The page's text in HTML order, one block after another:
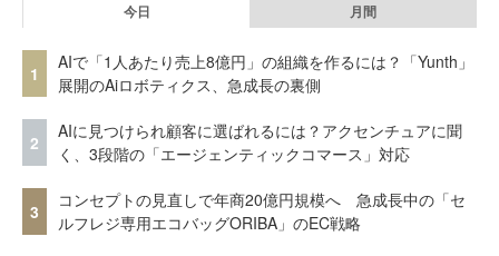
今日 月間
1
AIで「1人あたり売上8億円」の組織を作るには？「Yunth」
展開のAiロボティクス、急成長の裏側
2
AIに見つけられ顧客に選ばれるには？アクセンチュアに聞
く、3段階の「エージェンティックコマース」対応
3
コンセプトの見直しで年商20億円規模へ 急成長中の「セ
ルフレジ専用エコバッグORIBA」のEC戦略